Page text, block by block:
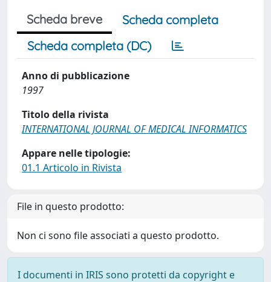
Scheda breve
Scheda completa
Scheda completa (DC)
Anno di pubblicazione
1997
Titolo della rivista
INTERNATIONAL JOURNAL OF MEDICAL INFORMATICS
Appare nelle tipologie:
01.1 Articolo in Rivista
File in questo prodotto:
Non ci sono file associati a questo prodotto.
I documenti in IRIS sono protetti da copyright e